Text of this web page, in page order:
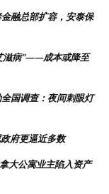
融总部扩容，安泰保
滋病”——成本或降至
国调查：夜间刺眼灯
府更逼近多数
大公寓业主陷入资产